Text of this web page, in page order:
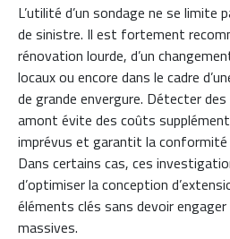
L’utilité d’un sondage ne se limite
de sinistre. Il est fortement
rénovation lourde, d’un
locaux ou encore dans le cadre
de grande envergure. Détecter
amont évite des coûts
imprévus et garantit la conformité
Dans certains cas, ces
d’optimiser la conception
éléments clés sans devoir
massives.